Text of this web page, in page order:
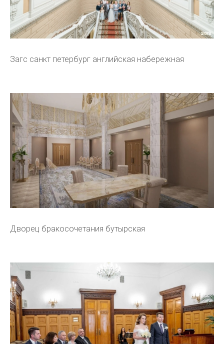
Загс санкт петербург английская набережная
Дворец бракосочетания бутырская